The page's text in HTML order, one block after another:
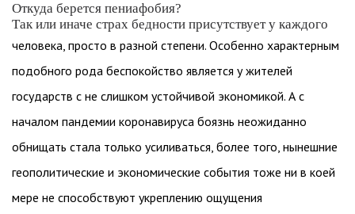
Откуда берется пениафобия?
Так или иначе страх бедности присутствует у каждого
человека, просто в разной степени. Особенно характерным
подобного рода беспокойство является у жителей
государств с не слишком устойчивой экономикой. А с
началом пандемии коронавируса боязнь неожиданно
обнищать стала только усиливаться, более того, нынешние
геополитические и экономические события тоже ни в коей
мере не способствуют укреплению ощущения